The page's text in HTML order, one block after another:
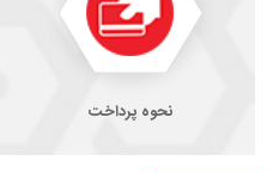
نحوه پرداخت